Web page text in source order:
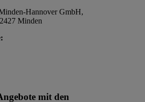
Hannover GmbH,
Minden
mit den